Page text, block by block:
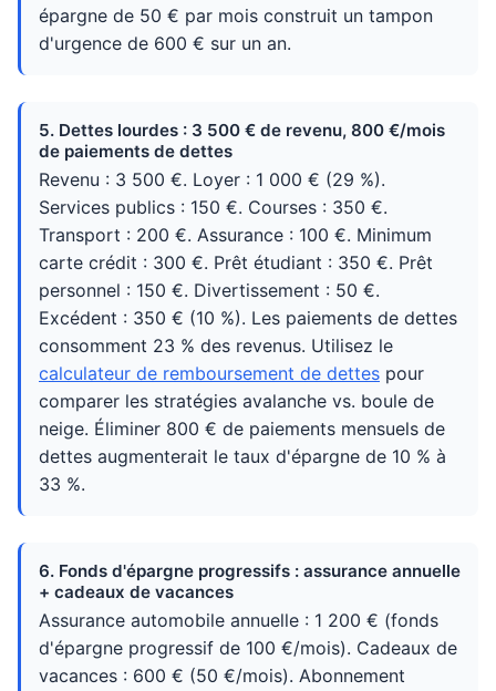
épargne de 50 € par mois construit un tampon
d'urgence de 600 € sur un an.
5. Dettes lourdes : 3 500 € de revenu, 800 €/mois
de paiements de dettes
Revenu : 3 500 €. Loyer : 1 000 € (29 %).
Services publics : 150 €. Courses : 350 €.
Transport : 200 €. Assurance : 100 €. Minimum
carte crédit : 300 €. Prêt étudiant : 350 €. Prêt
personnel : 150 €. Divertissement : 50 €.
Excédent : 350 € (10 %). Les paiements de dettes
consomment 23 % des revenus. Utilisez le
calculateur de remboursement de dettes pour
comparer les stratégies avalanche vs. boule de
neige. Éliminer 800 € de paiements mensuels de
dettes augmenterait le taux d'épargne de 10 % à
33 %.
6. Fonds d'épargne progressifs : assurance annuelle
+ cadeaux de vacances
Assurance automobile annuelle : 1 200 € (fonds
d'épargne progressif de 100 €/mois). Cadeaux de
vacances : 600 € (50 €/mois). Abonnement